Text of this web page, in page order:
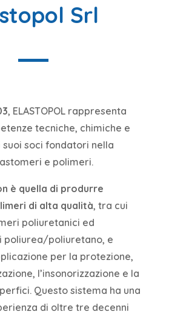
Srl
, ELASTOPOL rappresenta
tecniche, chimiche e
soci fondatori nella
e polimeri.
è quella di produrre
di alta qualità, tra cui
poliuretanici ed
poliurea/poliuretano, e
per la protezione,
l’insonorizzazione e la
Questo sistema ha una
di oltre tre decenni